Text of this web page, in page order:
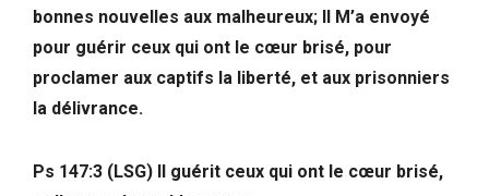
bonnes nouvelles aux malheureux; Il M’a envoyé
pour guérir ceux qui ont le cœur brisé, pour
proclamer aux captifs la liberté, et aux prisonniers
la délivrance.
Ps 147:3 (LSG) Il guérit ceux qui ont le cœur brisé,